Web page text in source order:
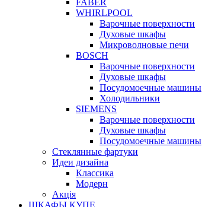
FABER
WHIRLPOOL
Варочные поверхности
Духовые шкафы
Микроволновые печи
BOSCH
Варочные поверхности
Духовые шкафы
Посудомоечные машины
Холодильники
SIEMENS
Варочные поверхности
Духовые шкафы
Посудомоечные машины
Стеклянные фартуки
Идеи дизайна
Класcика
Модерн
Акція
ШКАФЫ КУПЕ